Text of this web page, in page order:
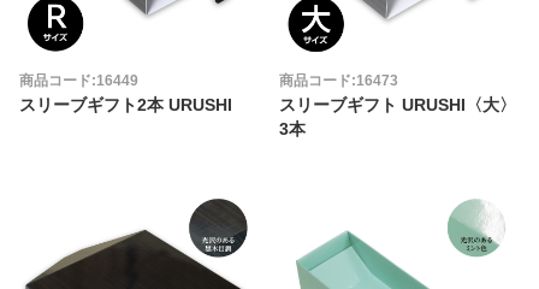
商品コード:16449
スリーブギフト2本 URUSHI
商品コード:16473
スリーブギフト URUSHI〈大〉
3本